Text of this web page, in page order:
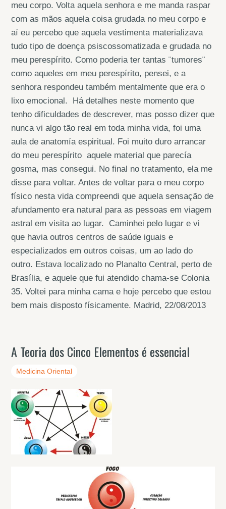
meu corpo. Volta aquela senhora e me manda raspar
com as mãos aquela coisa grudada no meu corpo e
aí eu percebo que aquela vestimenta materializava
tudo tipo de doença psiscossomatizada e grudada no
meu perespírito. Como poderia ter tantas ¨tumores¨
como aqueles em meu perespírito, pensei, e a
senhora respondeu também mentalmente que era o
lixo emocional. Há detalhes neste momento que
tenho dificuldades de descrever, mas posso dizer que
nunca vi algo tão real em toda minha vida, foi uma
aula de anatomía espiritual. Foi muito duro arrancar
do meu perespírito aquele material que parecía
gosma, mas consegui. No final no tratamento, ela me
disse para voltar. Antes de voltar para o meu corpo
físico nesta vida compreendi que aquela sensação de
afundamento era natural para as pessoas em viagem
astral em visita ao lugar. Caminhei pelo lugar e vi
que havia outros centros de saúde iguais e
especializados em outros coisas, um ao lado do
outro. Estava localizado no Planalto Central, perto de
Brasília, e aquele que fui atendido chama-se Colonia
35. Voltei para minha cama e hoje percebo que estou
bem mais disposto físicamente. Madrid, 22/08/2013
A Teoria dos Cinco Elementos é essencial
Medicina Oriental